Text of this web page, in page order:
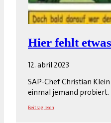
Hier fehlt etwas
12. abril 2023
SAP-Chef Christian
einmal jemand probiert.
Beitrag lesen